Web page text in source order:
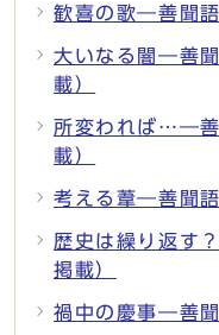
歓喜の歌―善聞
大いなる闇―善
載）
所変われば…―
載）
考える葦―善聞
歴史は繰り返す
掲載）
禍中の慶事―善